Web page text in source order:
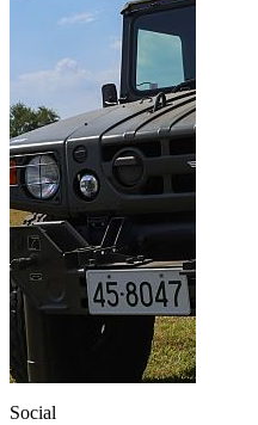
Social